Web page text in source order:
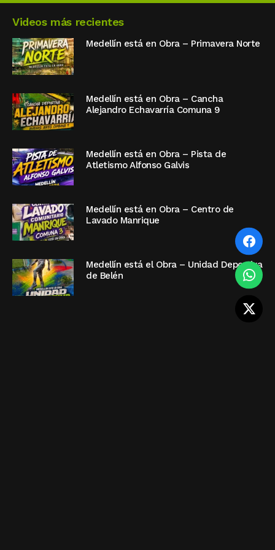
Videos más recientes
Medellín está en Obra – Primavera Norte
Medellín está en Obra – Cancha
Alejandro Echavarría Comuna 9
Medellín está en Obra – Pista de
Atletismo Alfonso Galvis
Medellín está en Obra – Centro de
Lavado Manrique
Medellín está el Obra – Unidad Deportiva
de Belén